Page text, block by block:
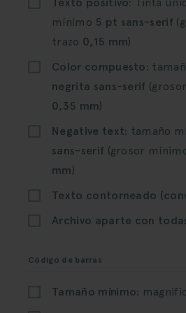
mínimo 5 pt sans-serif
trazo 0,15 mm)
Color compuesto:
negrita sans-serif
0,35 mm)
Negative text: tamaño
sans-serif (grosor
mm)
Texto contorneado
Archivo aparte con
Código de barras
Tamaño mínimo: